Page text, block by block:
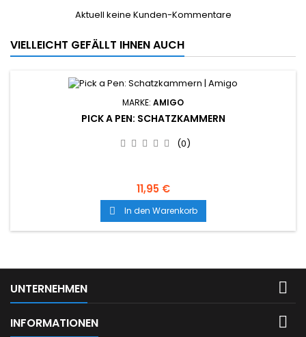
Aktuell keine Kunden-Kommentare
VIELLEICHT GEFÄLLT IHNEN AUCH
MARKE: AMIGO
PICK A PEN: SCHATZKAMMERN
(0)
11,95 €
 In den Warenkorb
UNTERNEHMEN 
INFORMATIONEN 